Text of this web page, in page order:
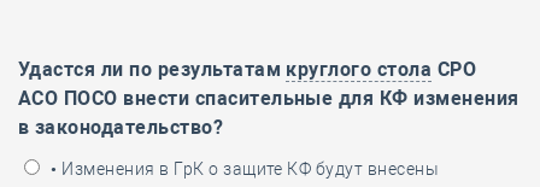
Удастся ли по результатам круглого стола СРО
АСО ПОСО внести спасительные для КФ изменения
в законодательство?
• Изменения в ГрК о защите КФ будут внесены